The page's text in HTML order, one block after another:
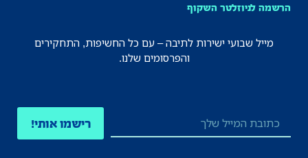
הרשמה לניוזלטר השקוף
מייל שבועי ישירות לתיבה – עם כל החשיפות, התחקירים
והפרסומים שלנו.
רישמו אותי!